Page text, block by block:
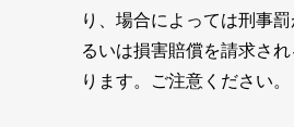
り、場合によっては刑事
るいは損害賠償を請求さ
ります。ご注意ください。